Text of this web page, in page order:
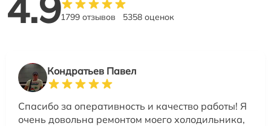
1799 отзывов 5358 оценок
Кондратьев Павел
Спасибо за оперативность и качество работы! Я
очень довольна ремонтом моего холодильника,